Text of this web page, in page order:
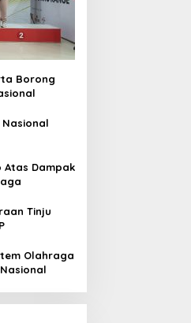
Borong
Atas Dampak
Tinju
Olahraga